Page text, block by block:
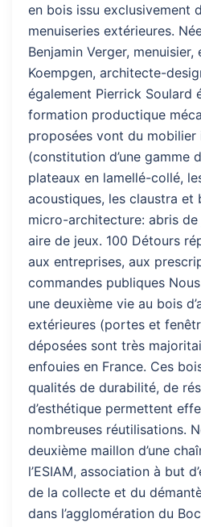
en bois issu exclusivement
menuiseries extérieures.
Benjamin Verger,
Koempgen, architecte-
également Pierrick Soulard
formation productique
proposées vont du
(constitution d’une gamme
plateaux en lamellé-collé,
acoustiques, les claustra et
micro-architecture: abris
aire de jeux. 100 Détours
aux entreprises, aux
commandes publiques
une deuxième vie au bois
extérieures (portes et
déposées sont très
enfouies en France. Ces
qualités de durabilité, de
d’esthétique permettent
nombreuses réutilisations.
deuxième maillon d’une
l’ESIAM, association à but
de la collecte et du
dans l’agglomération du